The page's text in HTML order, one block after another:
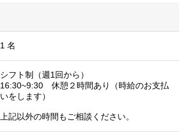
1 名
シフト制（週1回から）
16:30~9:30 休憩２時間あり（時給のお支払
いをします）
上記以外の時間もご相談ください。